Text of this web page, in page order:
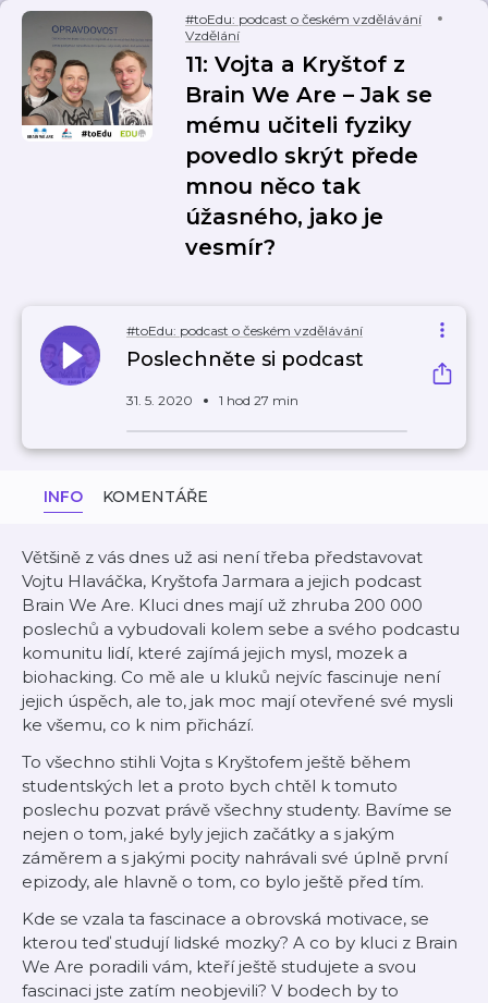
#toEdu: podcast o českém vzdělávání
Vzdělání
11: Vojta a Kryštof z
Brain We Are – Jak se
mému učiteli fyziky
povedlo skrýt přede
mnou něco tak
úžasného, jako je
vesmír?
#toEdu: podcast o českém vzdělávání
Poslechněte si podcast
31. 5. 2020 1 hod 27 min
INFO KOMENTÁŘE
Většině z vás dnes už asi není třeba představovat
Vojtu Hlaváčka, Kryštofa Jarmara a jejich podcast
Brain We Are. Kluci dnes mají už zhruba 200 000
poslechů a vybudovali kolem sebe a svého podcastu
komunitu lidí, které zajímá jejich mysl, mozek a
biohacking. Co mě ale u kluků nejvíc fascinuje není
jejich úspěch, ale to, jak moc mají otevřené své mysli
ke všemu, co k nim přichází.
To všechno stihli Vojta s Kryštofem ještě během
studentských let a proto bych chtěl k tomuto
poslechu pozvat právě všechny studenty. Bavíme se
nejen o tom, jaké byly jejich začátky a s jakým
záměrem a s jakými pocity nahrávali své úplně první
epizody, ale hlavně o tom, co bylo ještě před tím.
Kde se vzala ta fascinace a obrovská motivace, se
kterou teď studují lidské mozky? A co by kluci z Brain
We Are poradili vám, kteří ještě studujete a svou
fascinaci jste zatím neobjevili? V bodech by to